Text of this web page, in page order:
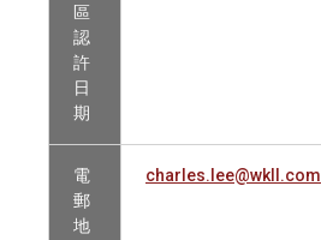
區
認
許
日
期
電
郵
地
charles.lee@wkll.com